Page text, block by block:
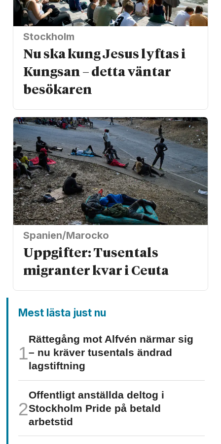
Stockholm
Nu ska kung Jesus lyftas i
Kungsan – detta väntar
besökaren
Spanien/Marocko
Uppgifter: Tusentals
migranter kvar i Ceuta
Mest lästa just nu
Rättegång mot Alfvén närmar sig
– nu kräver tusentals ändrad
lagstiftning
Offentligt anställda deltog i
Stockholm Pride på betald
arbetstid